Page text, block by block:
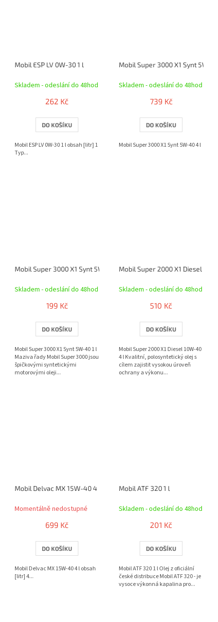
Mobil ESP LV 0W-30 1 l
Skladem - odeslání do 48hod
262 Kč
DO KOŠÍKU
Mobil ESP LV 0W-30 1 l obsah [litr] 1
Typ...
Mobil Super 3000 X1 Synt 5W-
Skladem - odeslání do 48hod
739 Kč
DO KOŠÍKU
Mobil Super 3000 X1 Synt 5W-40 4 l
Mobil Super 3000 X1 Synt 5W-40 1 l
Skladem - odeslání do 48hod
199 Kč
DO KOŠÍKU
Mobil Super 3000 X1 Synt 5W-40 1 l
Maziva řady Mobil Super 3000 jsou
špičkovými syntetickými
motorovými oleji...
Mobil Super 2000 X1 Diesel
Skladem - odeslání do 48hod
510 Kč
DO KOŠÍKU
Mobil Super 2000 X1 Diesel 10W-40
4 l Kvalitní, polosyntetický olej s
cílem zajistit vysokou úroveň
ochrany a výkonu...
Mobil Delvac MX 15W-40 4 l
Momentálně nedostupné
699 Kč
DO KOŠÍKU
Mobil Delvac MX 15W-40 4 l obsah
[litr] 4...
Mobil ATF 320 1 l
Skladem - odeslání do 48hod
201 Kč
DO KOŠÍKU
Mobil ATF 320 1 l Olej z oficiální
české distribuce Mobil ATF 320 - je
vysoce výkonná kapalina pro...